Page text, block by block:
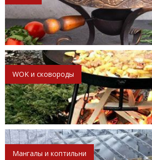
WOK и сковороды
Мангалы и коптильни